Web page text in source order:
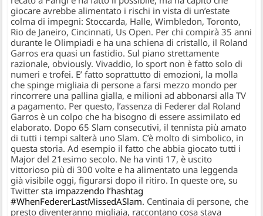
giocare avrebbe alimentato i rischi in vista di un’estate
colma di impegni: Stoccarda, Halle, Wimbledon, Toronto,
Rio de Janeiro, Cincinnati, Us Open. Per chi compirà 35 anni
durante le Olimpiadi e ha una schiena di cristallo, il Roland
Garros era quasi un fastidio. Sul piano strettamente
razionale, obviously. Vivaddio, lo sport non è fatto solo di
numeri e trofei. E’ fatto soprattutto di emozioni, la molla
che spinge migliaia di persone a farsi mezzo mondo per
rincorrere una pallina gialla, e milioni ad abbonarsi alla TV
a pagamento. Per questo, l’assenza di Federer dal Roland
Garros è un colpo che ha bisogno di essere assimilato ed
elaborato. Dopo 65 Slam consecutivi, il tennista più amato
di tutti i tempi salterà uno Slam. C’è molto di simbolico, in
questa storia. Ad esempio il fatto che abbia giocato tutti i
Major del 21esimo secolo. Ne ha vinti 17, è uscito
vittorioso più di 300 volte e ha alimentato una leggenda
già visibile oggi, figurarsi dopo il ritiro. In queste ore, su
Twittersta impazzendo l’hashtag
#WhenFedererLastMissedASlam. Centinaia di persone, che
presto diventeranno migliaia, raccontano cosa stava